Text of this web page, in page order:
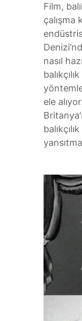
Film,
çalışma
nasıl
ele